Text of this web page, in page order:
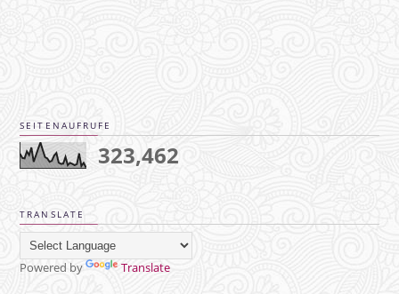
SEITENAUFRUFE
323,462
TRANSLATE
Powered by Translate